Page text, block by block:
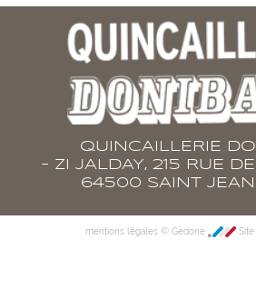
QUINCAILLERIE
- ZI JALDAY, 215 RUE
64500 SAINT
mentions légales © Gedone